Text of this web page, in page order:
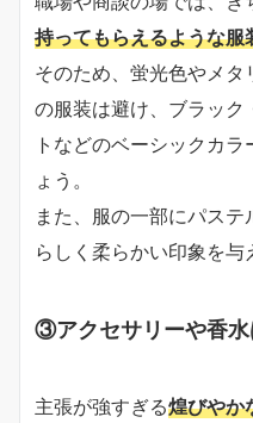
持ってもらえるような服
そのため、蛍光色やメ
の服装は避け、ブラック
トなどのベーシックカ
ょう。
また、服の一部にパス
らしく柔らかい印象を与
③アクセサリーや香水
主張が強すぎる煌びやか